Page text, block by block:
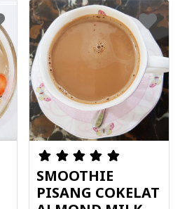
SMOOTHIE
PISANG COKELAT